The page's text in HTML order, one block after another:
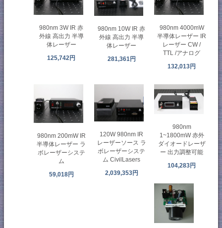
980nm 3W IR 赤
外線 高出力 半導
体レーザー
125,742円
980nm 10W IR 赤
外線 高出力 半導
体レーザー
281,361円
980nm 4000mW
半導体レーザー IR
レーザー CW /
TTL /アナログ
132,013円
980nm 200mW IR
半導体レーザー ラ
ボレーザーシステ
ム
59,018円
120W 980nm IR
レーザーソース ラ
ボレーザーシステ
ム CivilLasers
2,039,353円
980nm
1~1800mW 赤外
ダイオードレーザ
ー 出力調整可能
104,283円